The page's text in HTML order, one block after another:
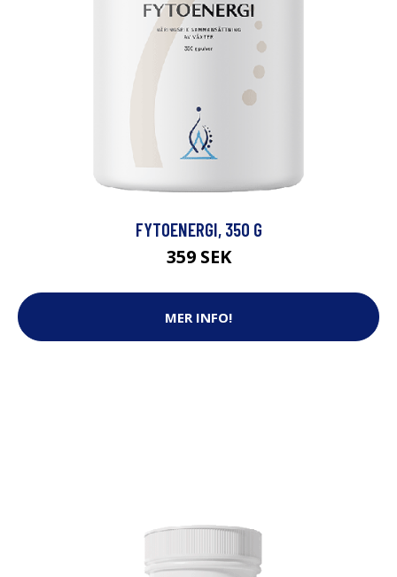
FYTOENERGI, 350 G
359 SEK
MER INFO!